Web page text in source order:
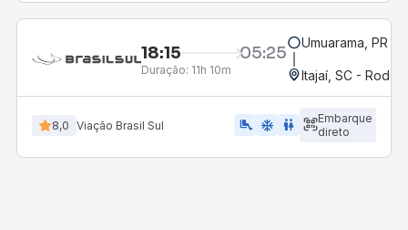
18:15 05:25
Duração: 11h 10m
Umuarama, PR
Itajaí, SC -
8,0 Viação Brasil Sul airline_seat_legroom_extra ac_unit wc
Embarque
direto